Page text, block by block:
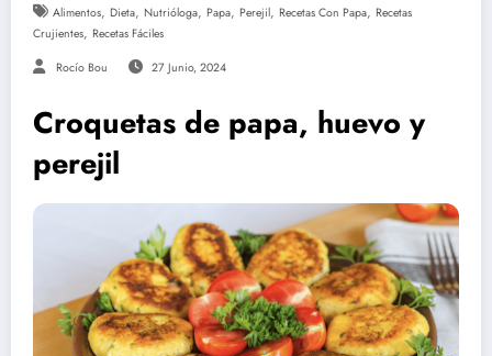
Alimentos, Dieta, Nutrióloga, Papa, Perejil, Recetas Con Papa, Recetas
Crujientes, Recetas Fáciles
Rocío Bou 27 Junio, 2024
Croquetas de papa, huevo y
perejil